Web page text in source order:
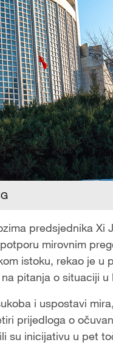
predsjednika Xi
mirovnim
istoku, rekao je u
pitanja o situaciji u
i uspostavi
prijedloga o
su inicijativu u pet